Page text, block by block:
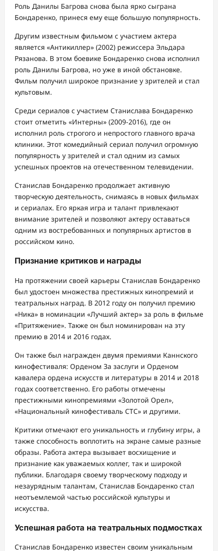
Роль Данилы Багрова снова была ярко сыграна
Бондаренко, принеся ему еще большую популярность.
Другим известным фильмом с участием актера
является «Антикиллер» (2002) режиссера Эльдара
Рязанова. В этом боевике Бондаренко снова исполнил
роль Данилы Багрова, но уже в иной обстановке.
Фильм получил широкое признание у зрителей и стал
культовым.
Среди сериалов с участием Станислава Бондаренко
стоит отметить «Интерны» (2009-2016), где он
исполнил роль строгого и непростого главного врача
клиники. Этот комедийный сериал получил огромную
популярность у зрителей и стал одним из самых
успешных проектов на отечественном телевидении.
Станислав Бондаренко продолжает активную
творческую деятельность, снимаясь в новых фильмах
и сериалах. Его яркая игра и талант привлекают
внимание зрителей и позволяют актеру оставаться
одним из востребованных и популярных артистов в
российском кино.
Признание критиков и награды
На протяжении своей карьеры Станислав Бондаренко
был удостоен множества престижных кинопремий и
театральных наград. В 2012 году он получил премию
«Ника» в номинации «Лучший актер» за роль в фильме
«Притяжение». Также он был номинирован на эту
премию в 2014 и 2016 годах.
Он также был награжден двумя премиями Каннского
кинофестиваля: Орденом За заслуги и Орденом
кавалера ордена искусств и литературы в 2014 и 2018
годах соответственно. Его работы отмечены
престижными кинопремиями «Золотой Орел»,
«Национальный кинофестиваль СТС» и другими.
Критики отмечают его уникальность и глубину игры, а
также способность воплотить на экране самые разные
образы. Работа актера вызывает восхищение и
признание как уважаемых коллег, так и широкой
публики. Благодаря своему творческому подходу и
незаурядным талантам, Станислав Бондаренко стал
неотъемлемой частью российской культуры и
искусства.
Успешная работа на театральных подмостках
Станислав Бондаренко известен своим уникальным